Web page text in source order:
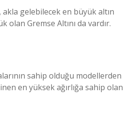
gelebilecek en büyük altın
olan Gremse Altını da vardır.
sahip olduğu modellerden
en yüksek ağırlığa sahip olan